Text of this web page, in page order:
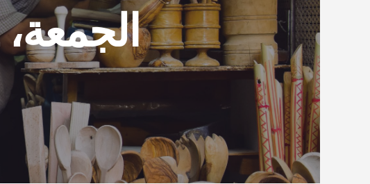
الجمعة، 22 أغسطس 2008